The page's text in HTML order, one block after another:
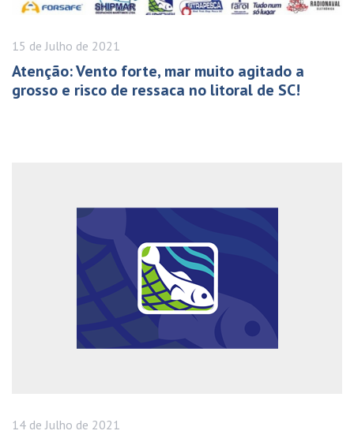
15 deJulho de 2021
Atenção: Vento forte, mar muito agitado a
grosso e risco de ressaca no litoral de SC!
14 de Julho de 2021